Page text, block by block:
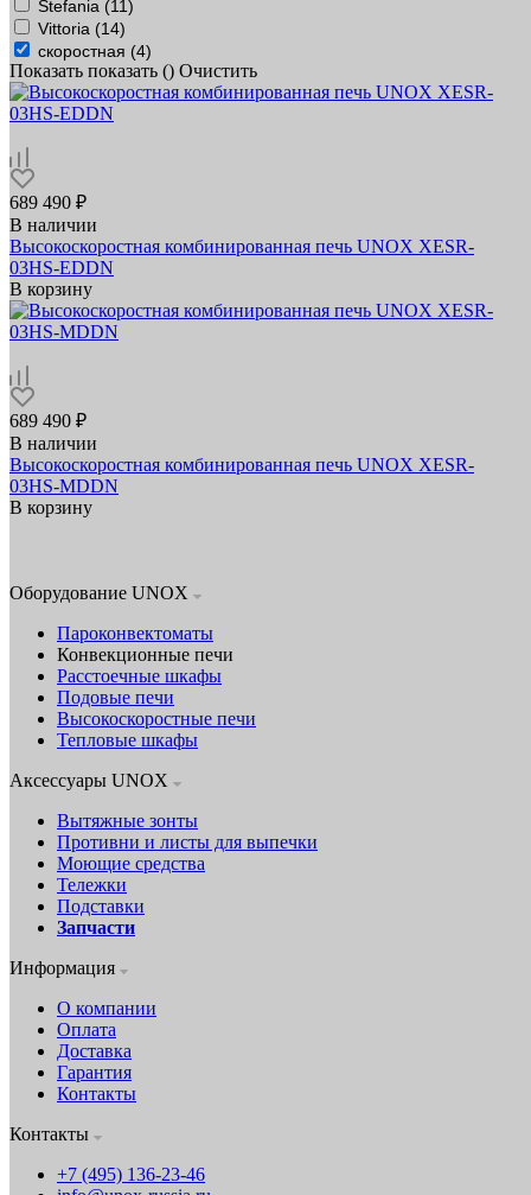
Stefania (11 )
Vittoria (14)
скоростная (4)
Показать показать () Очистить
689 490 ₽
В наличии
Высокоскоростная комбинированная печь UNOX XESR-
03HS-EDDN
В корзину
689 490 ₽
В наличии
Высокоскоростная комбинированная печь UNOX XESR-
03HS-MDDN
В корзину
Оборудование UNOX
Пароконвектоматы
Конвекционные печи
Расстоечные шкафы
Подовые печи
Высокоскоростные печи
Тепловые шкафы
Аксессуары UNOX
Вытяжные зонты
Противни и листы для выпечки
Моющие средства
Тележки
Подставки
Запчасти
Информация
О компании
Оплата
Доставка
Гарантия
Контакты
Контакты
+7 (495) 136-23-46